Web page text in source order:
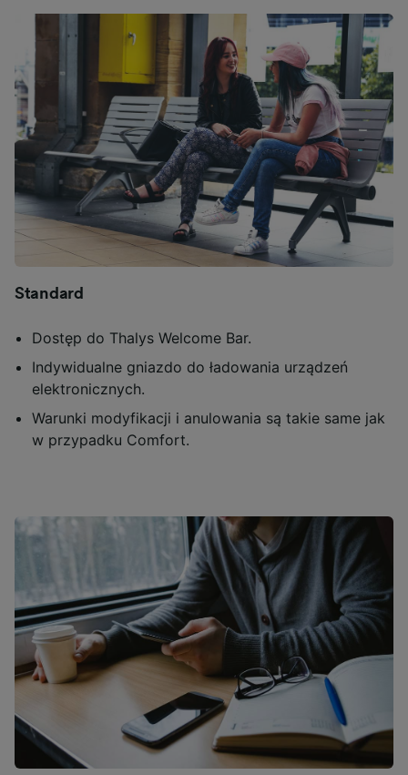
Standard
Dostęp do Thalys Welcome Bar.
Indywidualne gniazdo do ładowania urządzeń
elektronicznych.
Warunki modyfikacji i anulowania są takie same jak
w przypadku Comfort.